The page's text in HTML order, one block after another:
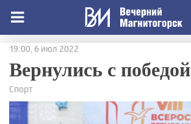
19:00, 6 июл 2022
Вернулись с победой
Спорт